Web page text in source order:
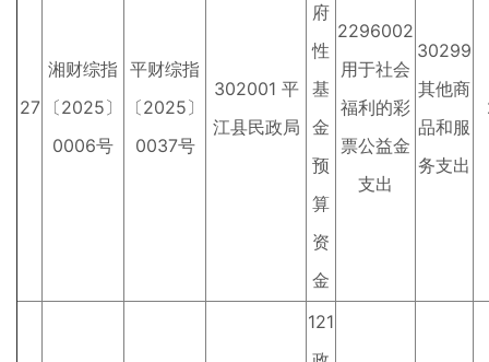
27
湘财综指
〔2025〕
0006号
平财综指
〔2025〕
0037号
302001 平
江县民政局
府
性
基
金
预
算
资
金
2296002
用于社会
福利的彩
票公益金
支出
30299
其他商
品和服
务支出
121